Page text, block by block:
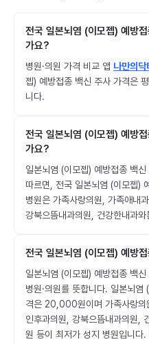
전국 일본뇌염 (이모젭) 예방
가요?
병원·의원 가격 비교 앱 나만의닥
젭) 예방접종 백신 주사 가격
니다.
전국 일본뇌염 (이모젭) 예방
가요?
일본뇌염 (이모젭) 예방접종 백
따르면, 전국 일본뇌염 (이모젭)
병원은 가족사랑의원, 가족애내
강북으뜸내과의원, 건강한내과
전국 일본뇌염 (이모젭) 예방
일본뇌염 (이모젭) 예방접종 백
병원·의원를 뜻합니다. 일본뇌
격은 20,000원이며 가족사랑의
인후과의원, 강북으뜸내과의원,
원 등이 최저가 성지 병원입니다